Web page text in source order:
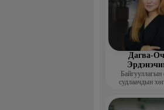
Дагва-
Байгууллагын
судлаачдын
захирал